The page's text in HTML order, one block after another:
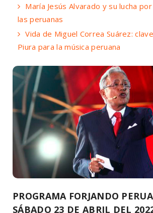
María Jesús Alvarado y su lucha
las peruanas
Vida de Miguel Correa Suárez:
Piura para la música peruana
PROGRAMA FORJANDO
SÁBADO 23 DE ABRIL DEL